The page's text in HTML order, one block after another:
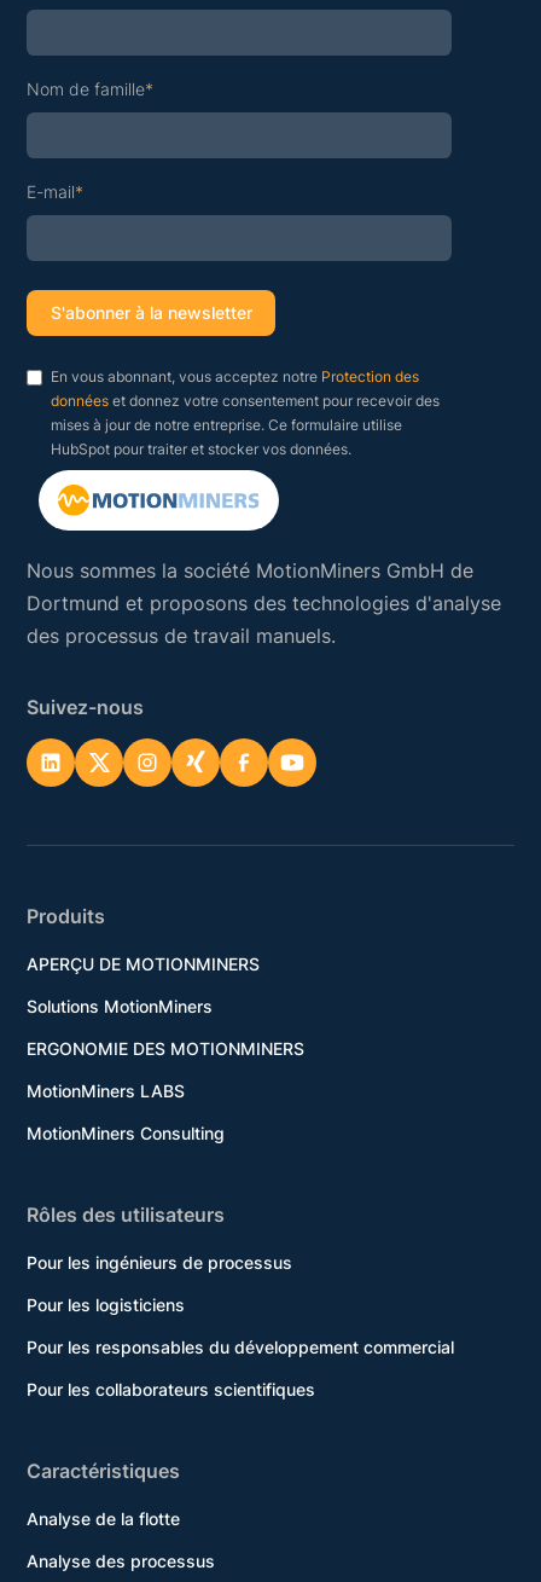
Nous sommes la société MotionMiners GmbH de
Dortmund et proposons des technologies d'analyse
des processus de travail manuels.
Suivez-nous
Nom de famille*
E-mail*
En vous abonnant, vous acceptez notre Protection des
données et donnez votre consentement pour recevoir des
mises à jour de notre entreprise. Ce formulaire utilise
HubSpot pour traiter et stocker vos données.
Produits
APERÇU DE MOTIONMINERS
Solutions MotionMiners
ERGONOMIE DES MOTIONMINERS
MotionMiners LABS
MotionMiners Consulting
Rôles des utilisateurs
Pour les ingénieurs de processus
Pour les logisticiens
Pour les responsables du développement commercial
Pour les collaborateurs scientifiques
Caractéristiques
Analyse de la flotte
Analyse des processus